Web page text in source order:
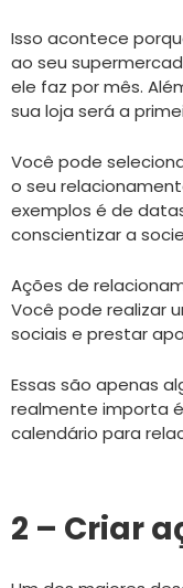
Isso acontece
ao seu
ele faz por mês.
sua loja será a
Você pode
o seu
exemplos é de
conscientizar a
Ações de
Você pode realizar
sociais e prestar
Essas são apenas
realmente importa
calendário para
2 – Criar